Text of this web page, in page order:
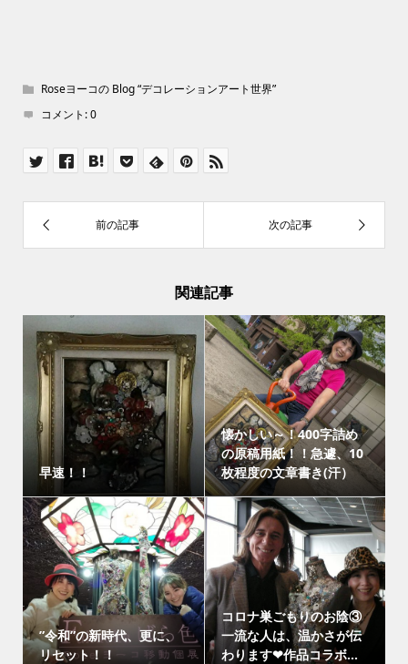
Roseヨーコの Blog “デコレーションアート世界”
コメント:0
関連記事
早速！！
懐かしい～！400字詰め
の原稿用紙！！急遽、10
枚程度の文章書き(汗）
”令和”の新時代、更に、
リセット！！
コロナ巣ごもりのお陰③
一流な人は、温かさが伝
わります❤作品コラボ...